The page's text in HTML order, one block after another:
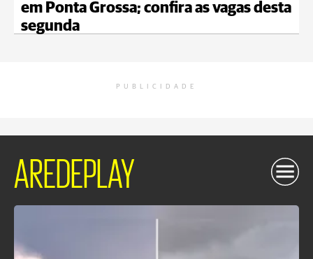
em Ponta Grossa; confira as vagas desta
segunda
PUBLICIDADE
AREDEPLAY